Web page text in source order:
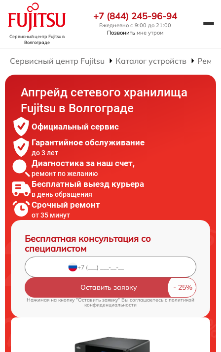
Сервисный центр Fujitsuв
Волгограде
+7 (844) 245-96-94
Ежедневно с 9:00 до 21:00
Позвонить мне утром
Сервисный центр Fujitsu Каталог устройств
Апгрейд сетевого хранилища
Fujitsu в Волгограде
Официальный сервис
Гарантийное обслуживание
до 3 лет
Диагностика за наш счет,
ремонт по желанию
Бесплатный выезд курьера
в день обращения
Срочный ремонт
от 35 минут
Бесплатная консультация со
специалистом
Оставить заявку
Нажимая на кнопку "Оставить заявку" Вы соглашаетесь cполитикой
конфиденциальности